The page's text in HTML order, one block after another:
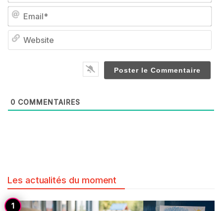
0 COMMENTAIRES
Les actualités du moment